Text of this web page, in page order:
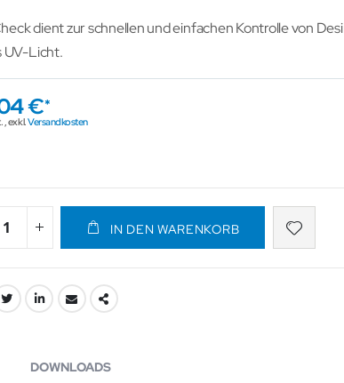
dient zur schnellen und einfachen Kontrolle von
UV-Licht.
€
,exkl.Versandkosten
IN DEN WARENKORB
DOWNLOADS